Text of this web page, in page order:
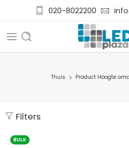
020-8022200
Thuis Product Hoogte
Filters
BULK